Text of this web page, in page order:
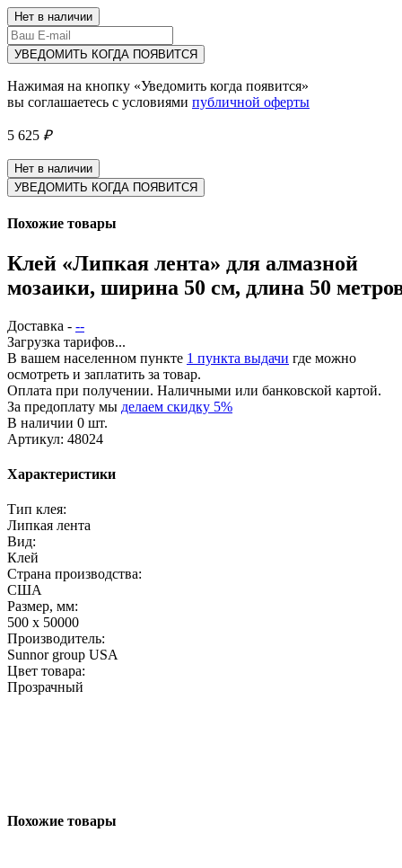
Нет в наличии
УВЕДОМИТЬ КОГДА ПОЯВИТСЯ
Нажимая на кнопку «Уведомить когда появится»
вы соглашаетесь с условиями публичной оферты
5 625 ₽
Нет в наличии
УВЕДОМИТЬ КОГДА ПОЯВИТСЯ
Похожие товары
Клей «Липкая лента» для алмазной
мозаики, ширина 50 см, длина 50
Доставка - --
Загрузка тарифов...
В вашем населенном пункте 1 пункта выдачи где можно
осмотреть и заплатить за товар.
Оплата при получении. Наличными или банковской картой.
За предоплату мы делаем скидку 5%
В наличии 0 шт.
Артикул: 48024
Характеристики
Тип клея:
Липкая лента
Вид:
Клей
Страна производства:
США
Размер, мм:
500 x 50000
Производитель:
Sunnor group USA
Цвет товара:
Прозрачный
Похожие товары